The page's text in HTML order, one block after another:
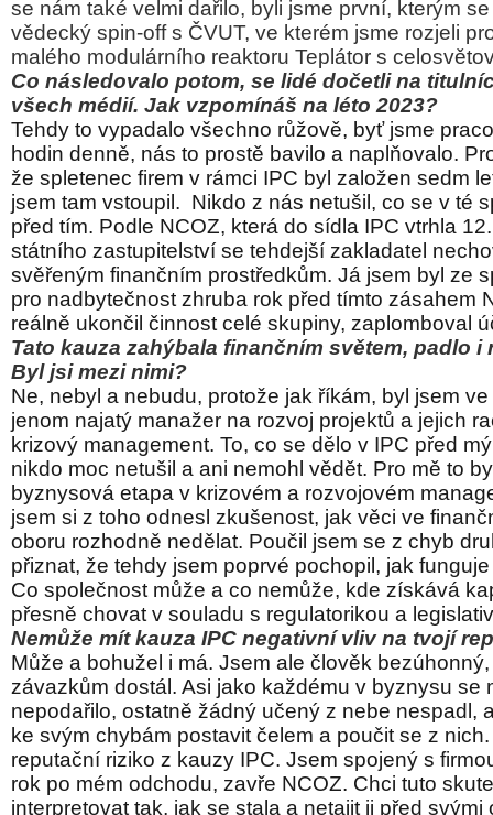
se nám také velmi dařilo, byli jsme první, kterým
vědecký spin-off s ČVUT, ve kterém jsme rozjeli
malého modulárního reaktoru Teplátor s
Co následovalo potom, se lidé dočetli na
všech médií. Jak vzpomínáš na léto 2023?
Tehdy to vypadalo všechno růžově, byť jsme
hodin denně, nás to prostě bavilo a naplňovalo.
že spletenec firem v rámci IPC byl založen sedm
jsem tam vstoupil. Nikdo z nás netušil, co se v té
před tím. Podle NCOZ, která do sídla IPC vtrhla
státního zastupitelství se tehdejší zakladatel
svěřeným finančním prostředkům. Já jsem byl ze
pro nadbytečnost zhruba rok před tímto zásahem
reálně ukončil činnost celé skupiny, zaplomboval
Tato kauza zahýbala finančním světem, padlo
Byl jsi mezi nimi?
Ne, nebyl a nebudu, protože jak říkám, byl jsem
jenom najatý manažer na rozvoj projektů a jejich
krizový management. To, co se dělo v IPC před
nikdo moc netušil a ani nemohl vědět. Pro mě to
byznysová etapa v krizovém a rozvojovém
jsem si z toho odnesl zkušenost, jak věci ve
oboru rozhodně nedělat. Poučil jsem se z chyb
přiznat, že tehdy jsem poprvé pochopil, jak
Co společnost může a co nemůže, kde získává
přesně chovat v souladu s regulatorikou a
Nemůže mít kauza IPC negativní vliv na tvojí
Může a bohužel i má. Jsem ale člověk
závazkům dostál. Asi jako každému v byznysu se
nepodařilo, ostatně žádný učený z nebe nespadl,
ke svým chybám postavit čelem a poučit se z
reputační riziko z kauzy IPC. Jsem spojený s
rok po mém odchodu, zavře NCOZ. Chci tuto
interpretovat tak, jak se stala a netajit ji před svými